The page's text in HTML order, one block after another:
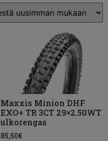
Maxxis Minion DHF
EXO+ TR 3CT 29×2.50WT
ulkorengas
85,50€